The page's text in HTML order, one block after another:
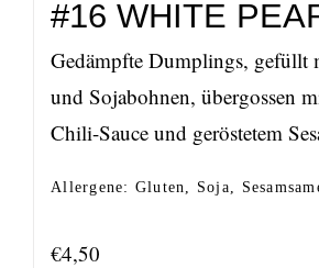
#16 WHITE
Gedämpfte Dumplings, gefüllt
und Sojabohnen, übergossen
Chili-Sauce und geröstetem
Allergene: Gluten, Soja,
€4,50